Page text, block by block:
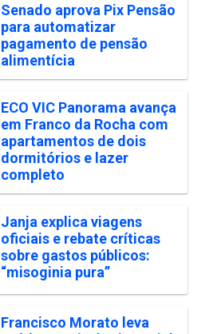
Senado aprova Pix Pensão
para automatizar
pagamento de pensão
alimentícia
ECO VIC Panorama avança
em Franco da Rocha com
apartamentos de dois
dormitórios e lazer
completo
Janja explica viagens
oficiais e rebate críticas
sobre gastos públicos:
“misoginia pura”
Francisco Morato leva